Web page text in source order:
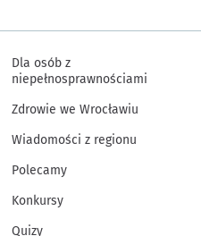
Dla osób z
niepełnosprawnościami
Zdrowie we Wrocławiu
Wiadomości z regionu
Polecamy
Konkursy
Quizy